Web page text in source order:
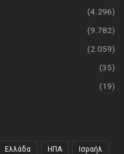
(4.296)
(9.782)
(2.059)
(35)
(19)
Ελλάδα ΗΠΑ Ισραήλ